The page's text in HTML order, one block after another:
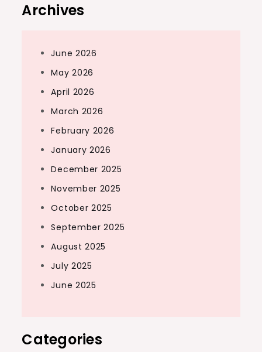
Archives
June 2026
May 2026
April 2026
March 2026
February 2026
January 2026
December 2025
November 2025
October 2025
September 2025
August 2025
July 2025
June 2025
Categories